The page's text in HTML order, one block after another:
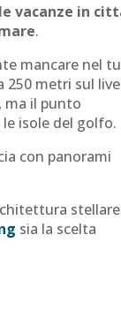
le vacanze in
.
mancare nel
250 metri sul
ma il punto
le isole del golfo.
con panorami
sia la scelta